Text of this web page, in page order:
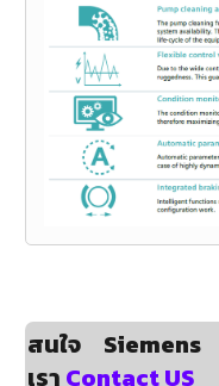
สนใจ
เรา Contact US